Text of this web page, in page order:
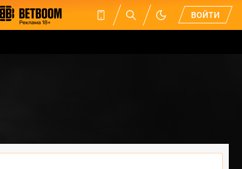
ВОЙТИ